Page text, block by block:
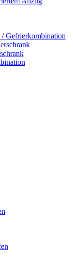
Gefrierkombination